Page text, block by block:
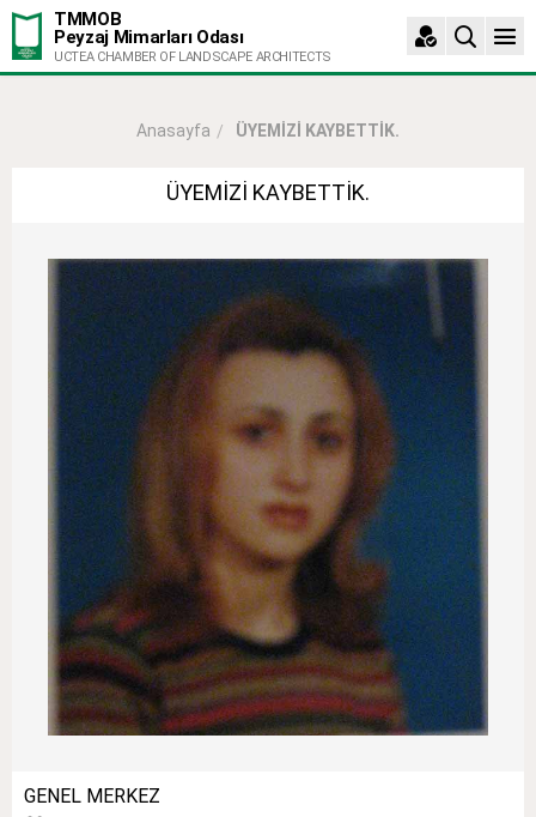
TMMOB
Peyzaj Mimarları Odası
UCTEA CHAMBER OF LANDSCAPE ARCHITECTS
Anasayfa ÜYEMİZİ KAYBETTİK.
ÜYEMİZİ KAYBETTİK.
GENEL MERKEZ